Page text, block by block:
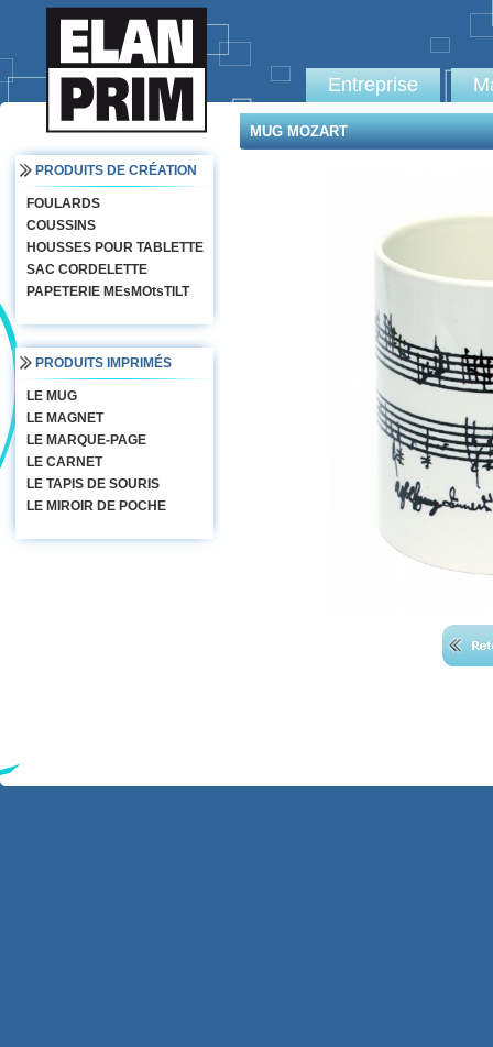
Entreprise
PRODUITS DE CRÉATION
FOULARDS
COUSSINS
HOUSSES POUR TABLETTE
SAC CORDELETTE
PAPETERIE MEsMOtsTILT
PRODUITS IMPRIMÉS
LE MUG
LE MAGNET
LE MARQUE-PAGE
LE CARNET
LE TAPIS DE SOURIS
LE MIROIR DE POCHE
MUG MOZART